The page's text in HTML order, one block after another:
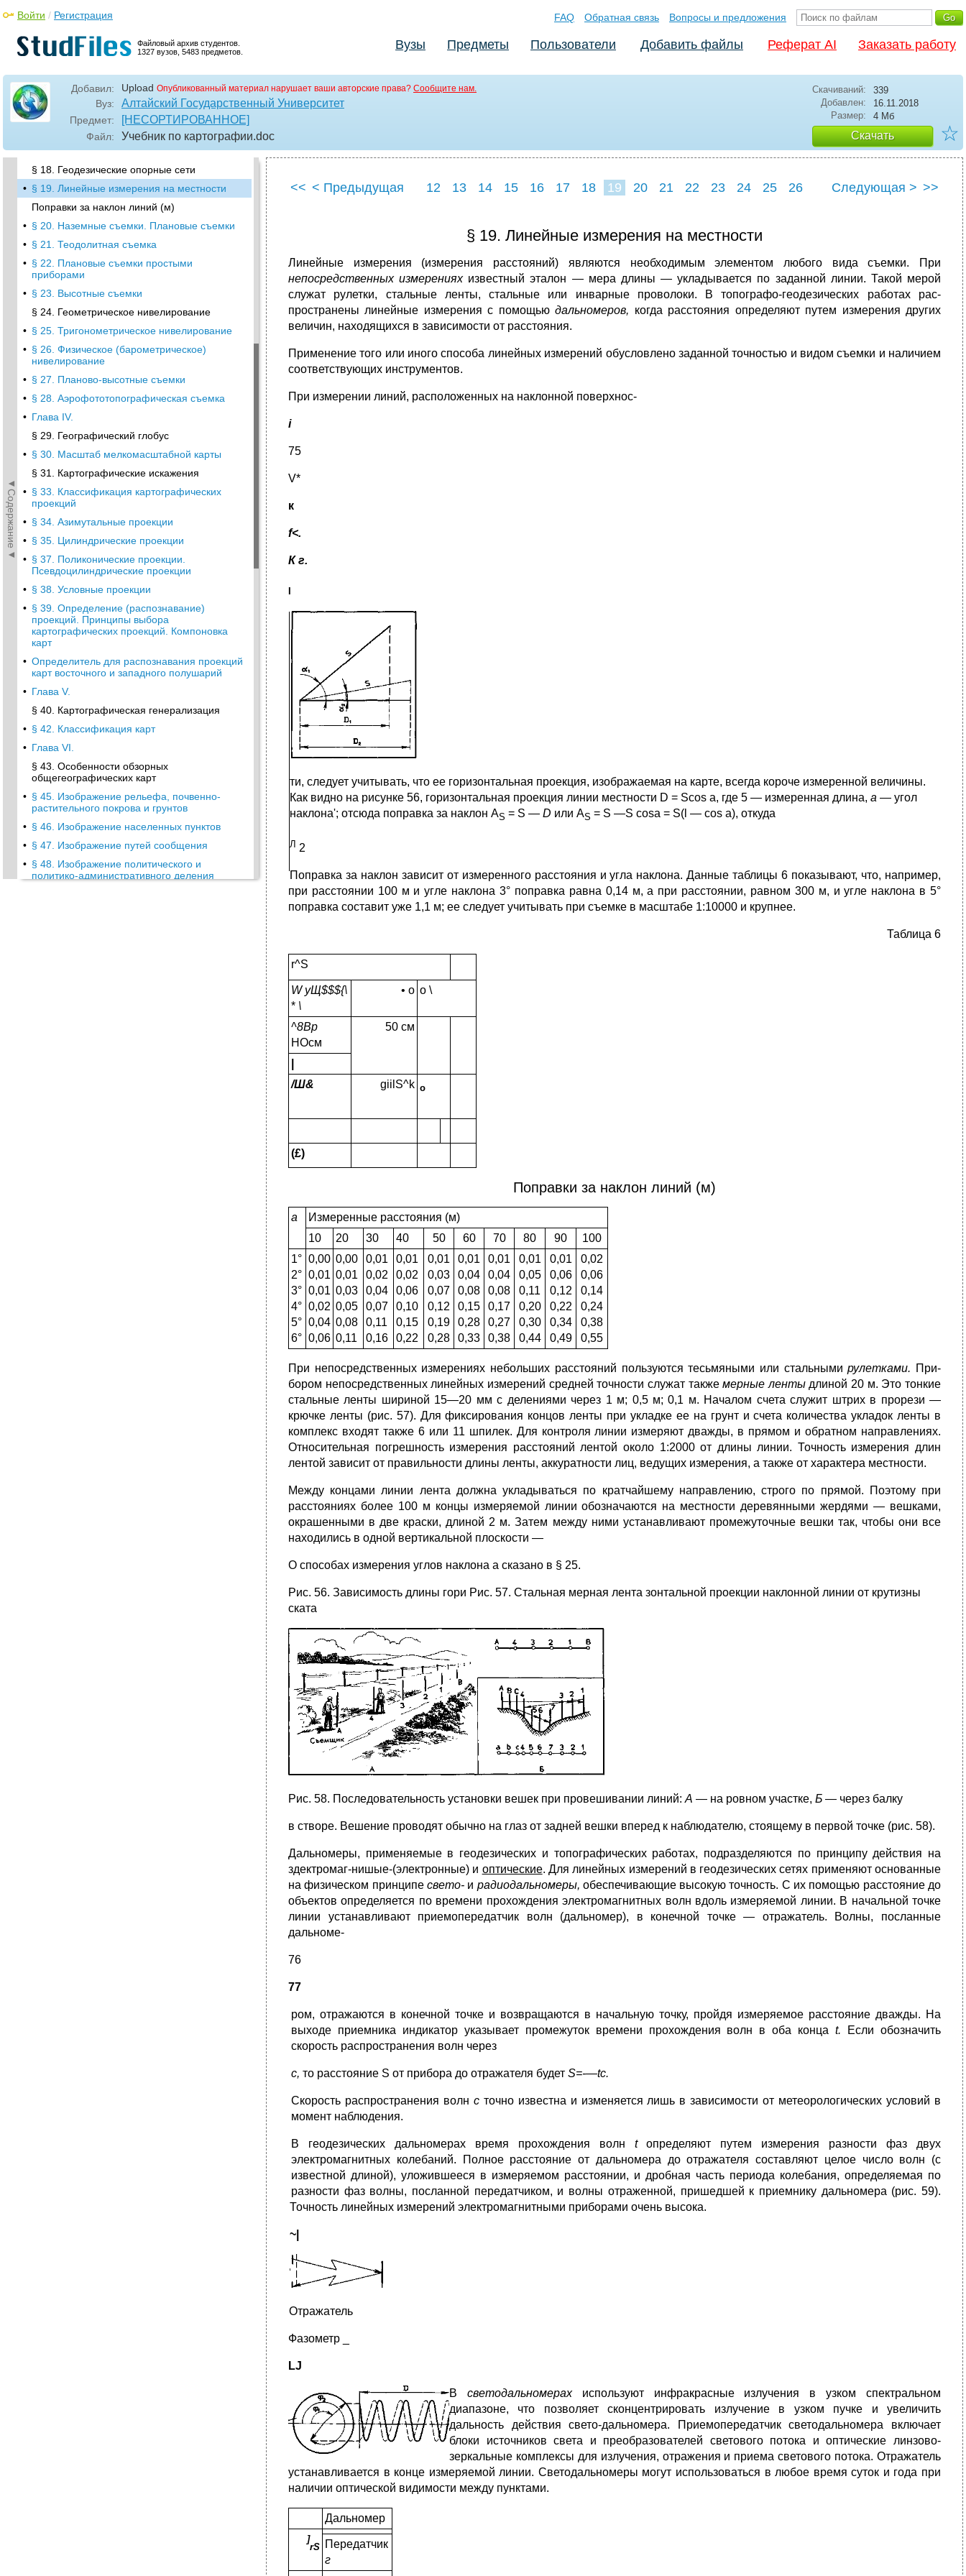
Файловый архив студентов.
1327 вузов, 5483 предметов.
Войти / Регистрация FAQ Обратная связь Вопросы и предложения
Вузы Предметы Пользователи Добавить файлы Реферат AI Заказать работу
Добавил: Upload Опубликованный материал нарушает ваши авторские права? Сообщите нам.
Вуз: Алтайский Государственный Университет
Предмет: [НЕСОРТИРОВАННОЕ]
Файл: Учебник по картографии.doc
Скачиваний:
339
Добавлен:
16.11.2018
Размер:
4 Мб
Скачать ☆
◄Содержание◄
экономических объектов
• § 14. Применение топографических карт
при изучении местности1
• § 16. Топографические карты шельфа и
внутренних водоемов
Глава III. Съемки местности
§ 17. Виды съемок
• Высотно-плановые
§ 18. Геодезические опорные сети
• § 19. Линейные измерения на местности
Поправки за наклон линий (м)
• § 20. Наземные съемки. Плановые съемки
• § 21. Теодолитная съемка
• § 22. Плановые съемки простыми
приборами
• § 23. Высотные съемки
§ 24. Геометрическое нивелирование
• § 25. Тригонометрическое нивелирование
• § 26. Физическое (барометрическое)
нивелирование
• § 27. Планово-высотные съемки
• § 28. Аэрофототопографическая съемка
• Глава IV.
§ 29. Географический глобус
• § 30. Масштаб мелкомасштабной карты
§ 31. Картографические искажения
• § 33. Классификация картографических
проекций
• § 34. Азимутальные проекции
• § 35. Цилиндрические проекции
• § 37. Поликонические проекции.
Псевдоцилиндрические проекции
• § 38. Условные проекции
• § 39. Определение (распознавание)
проекций. Принципы выбора
картографических проекций. Компоновка
карт
• Определитель для распознавания проекций
карт восточного и западного полушарий
• Глава V.
§ 40. Картографическая генерализация
• § 42. Классификация карт
• Глава VI.
§ 43. Особенности обзорных
общегеографических карт
• § 45. Изображение рельефа, почвенно-
растительного покрова и грунтов
• § 46. Изображение населенных пунктов
• § 47. Изображение путей сообщения
• § 48. Изображение политического и
политико-административного деления
<< < Предыдущая 12 13 14 15 16 17 18 19 20 21 22 23 24 25
26
Следующая > >>
§ 19. Линейные измерения на местности
Линейные измерения (измерения расстояний) являются необходи­мым элементом любого вида съемки. При
непосредственных измере­ниях известный эталон — мера длины — укладывается по заданной линии. Такой мерой
служат рулетки, стальные ленты, стальные или инварные проволоки. В топографо-геодезических работах рас­
пространены линейные измерения с помощьюдальномеров, когда расстояния определяют путем измерения других
величин, находя­щихся в зависимости от расстояния.
Применение того или иного способа линейных измерений обус­ловлено заданной точностью и видом съемки и наличием
соответ­ствующих инструментов.
При измерении линий, расположенных на наклонной поверхнос-
i
75
V*
к
f<.
К г.
ти, следует учитывать, что ее горизонтальная проекция, изоб­ражаемая на карте, всегда короче измеренной величины.
Как видно на рисунке 56, горизонтальная проекция линии местности D = Scos a, где 5 — измеренная длина, а — угол
наклона'; отсюда поправка за наклон AS = S — D или AS = S —S cosa = S(l — cos a), откуда
Л 2
Поправка за наклон зависит от измеренного расстояния и угла наклона. Данные таблицы 6 показывают, что, например,
при рас­стоянии 100 м и угле наклона 3° поправка равна 0,14 м, а при расстоянии, равном 300 м, и угле наклона в 5°
поправка составит уже 1,1 м; ее следует учитывать при съемке в масштабе 1:10000 и крупнее.
Таблица 6
r^S
WуЩ$$${\
* \
• о о \
^8Вр
НОсм
50 см
/Ш&
giilS^k о
(£)
Поправки за наклон линий (м)
а
Измеренные расстояния (м)
10
20 30 40 50 60 70 80 90
100
1°
2°
3°
4°
5°
6°
0,00
0,01
0,01
0,02
0,04
0,06
0,00
0,01
0,03
0,05
0,08
0,11
0,01
0,02
0,04
0,07
0,11
0,16
0,01
0,02
0,06
0,10
0,15
0,22
0,01
0,03
0,07
0,12
0,19
0,28
0,01
0,04
0,08
0,15
0,28
0,33
0,01
0,04
0,08
0,17
0,27
0,38
0,01
0,05
0,11
0,20
0,30
0,44
0,01
0,06
0,12
0,22
0,34
0,49
0,02
0,06
0,14
0,24
0,38
0,55
При непосредственных измерениях небольших расстояний пользуются тесьмяными или стальнымирулетками. При­
бором непосредственных линейных измерений средней точности слу­жат такжемерные лентыдлиной 20 м. Это тонкие
стальные ленты шириной 15—20 мм с делениями через 1 м; 0,5 м; 0,1 м. Началом счета служит штрих в прорези —
крючке ленты (рис. 57). Для фиксирования концов ленты при укладке ее на грунт и счета количества укладок ленты в
комплекс входят также 6 или 11 шпилек. Для контроля линии измеряют дважды, в прямом и обрат­ном направлениях.
Относительная погрешность измерения расстоя­ний лентой около 1:2000 от длины линии. Точность измерения длин
лентой зависит от правильности длины ленты, аккуратности лиц, ведущих измерения, а также от характера местности.
Между концами линии лента должна укладываться по кратчай­шему направлению, строго по прямой. Поэтому при
расстояниях более 100 м концы измеряемой линии обозначаются на местности деревянными жердями — вешками,
окрашенными в две краски, дли­ной 2 м. Затем между ними устанавливают промежуточные вешки так, чтобы они все
находились в одной вертикальной плоскости —
О способах измерения углов наклона а сказано в § 25.
Рис. 56. Зависимость длины гори Рис. 57. Стальная мерная лента зонтальной проекции наклонной линии от крутизны
ската
Рис. 58. Последовательность установки вешек при провешивании линий:А — на ровном участке, Б — через балку
в створе. Вешение проводят обычно на глаз от задней вешки впе­ред к наблюдателю, стоящему в первой точке (рис. 58).
Дальномеры, применяемые в геодезических и топографиче­ских работах, подразделяются по принципу действия на
здектромаг-нишые-(электронные) и оптические. Для линейных измерений в гео­дезических сетях применяют основанные
на физическом принципе свето- и радиодальномеры, обеспечивающие высокую точность. С их помощью расстояние до
объектов определяется по времени про­хождения электромагнитных волн вдоль измеряемой линии. В началь­ной точке
линии устанавливают приемопередатчик волн (дально­мер), в конечной точке — отражатель. Волны, посланные
дальноме-
76
77
ром, отражаются в конечной точке и возвращаются в начальную точку, пройдя измеряемое расстояние дважды. На
выходе приемни­ка индикатор указывает промежуток времени прохождения волн в оба концаt.
Если обозначить
скорость распространения волн через
с, то расстояние S от прибора до отражателя будет S=-—tc.
Скорость распространения волн с точно известна и изменяется лишь в зависимости от метеорологических условий в
момент на­блюдения.
В геодезических дальномерах время прохождения волн t
оп­ределяют путем измерения разности фаз двух
электромагнитных колебаний. Полное расстояние от дальномера до отражателя сос­тавляют целое число волн (с
известной длиной), уложившееся в измеряемом расстоянии, и дробная часть периода колебания, оп­ределяемая по
разности фаз волны, посланной передатчиком, и волны отраженной, пришедшей к приемнику дальномера (рис. 59).
Точность линейных измерений электромагнитными приборами очень высока.
~|
Отражатель
Фазометр _
LJ
В светодальномерах используют инфракрасные излучения в узком спектральном
диапазоне, что позволяет сконцентрировать излучение в узком пучке и увеличить
дальность действия свето-дальномера. Приемопередатчик светодальномера включает
блоки источников света и преобразователей светового потока и оптические линзово-
зеркальные комплексы для излучения, отражения и приема светового потока. Отражатель
устанавливается в конце измеряемой линии. Светодальномеры могут использоваться в любое время суток и года при
наличии оптической видимости между пунктами.
Дальномер
]
rS Передатчик
г